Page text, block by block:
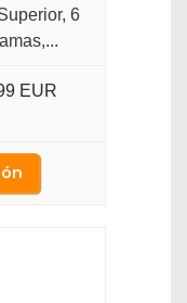
6
EUR